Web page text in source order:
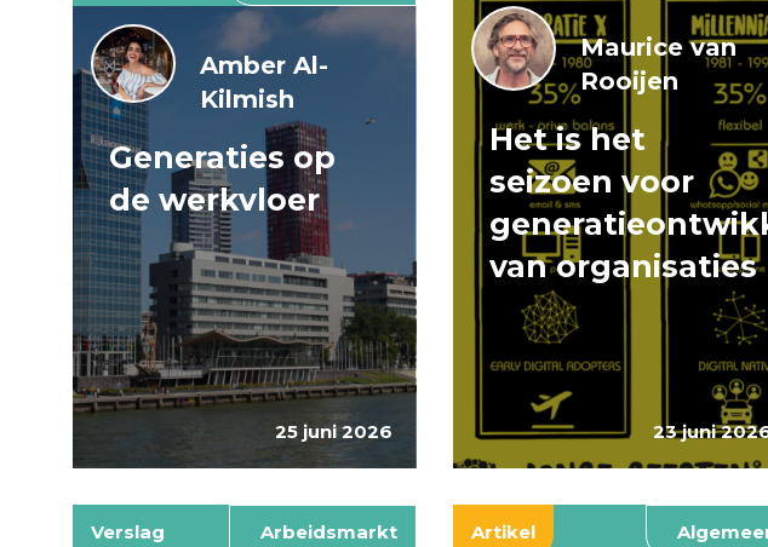
25 juni 2026
Amber Al-
Kilmish
Generaties op
de werkvloer
23 juni
Maurice van
Rooijen
Het is het
seizoen voor
van organisaties
Verslag Arbeidsmarkt Artikel